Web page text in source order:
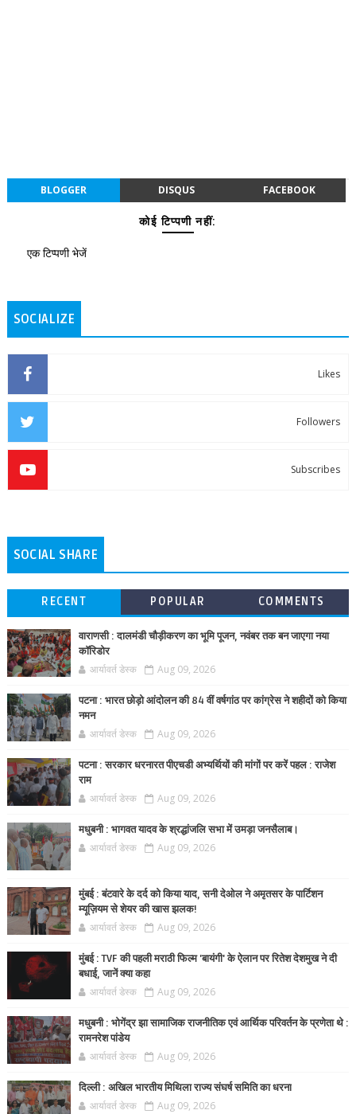
BLOGGER DISQUS FACEBOOK
कोई टिप्पणी नहीं:
एक टिप्पणी भेजें
SOCIALIZE
Likes
Followers
Subscribes
SOCIAL SHARE
RECENT POPULAR COMMENTS
वाराणसी : दालमंडी चौड़ीकरण का भूमि पूजन, नवंबर तक बन जाएगा नया
कॉरिडोर
आर्यावर्त डेस्क Aug 09, 2026
पटना : भारत छोड़ो आंदोलन की 84 वीं वर्षगांठ पर कांग्रेस ने शहीदों को किया
नमन
आर्यावर्त डेस्क Aug 09, 2026
पटना : सरकार धरनारत पीएचडी अभ्यर्थियों की मांगों पर करें पहल : राजेश
राम
आर्यावर्त डेस्क Aug 09, 2026
मधुबनी : भागवत यादव के श्रद्धांजलि सभा में उमड़ा जनसैलाब।
आर्यावर्त डेस्क Aug 09, 2026
मुंबई : बंटवारे के दर्द को किया याद, सनी देओल ने अमृतसर के पार्टिशन
म्यूज़ियम से शेयर की खास झलक!
आर्यावर्त डेस्क Aug 09, 2026
मुंबई : TVF की पहली मराठी फिल्म 'बायंगी' के ऐलान पर रितेश देशमुख ने दी
बधाई, जानें क्या कहा
आर्यावर्त डेस्क Aug 09, 2026
मधुबनी : भोगेंद्र झा सामाजिक राजनीतिक एवं आर्थिक परिवर्तन के प्रणेता थे :
रामनरेश पांडेय
आर्यावर्त डेस्क Aug 09, 2026
दिल्ली : अखिल भारतीय मिथिला राज्य संघर्ष समिति का धरना
आर्यावर्त डेस्क Aug 09, 2026